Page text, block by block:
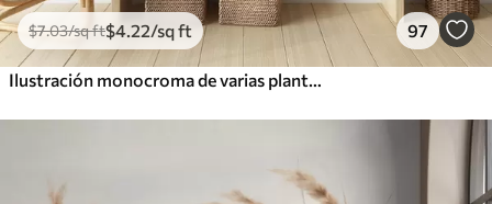
$7.03/sq ft$4 .22/sq ft 97